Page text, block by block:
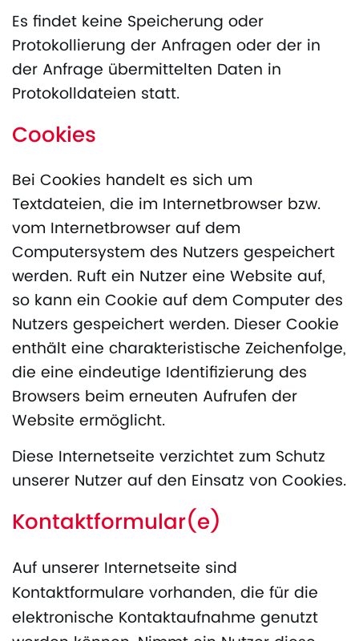
Es findet keine Speicherung oder
Protokollierung der Anfragen oder der in
der Anfrage übermittelten Daten in
Protokolldateien statt.
Cookies
Bei Cookies handelt es sich um
Textdateien, die im Internetbrowser bzw.
vom Internetbrowser auf dem
Computersystem des Nutzers gespeichert
werden. Ruft ein Nutzer eine Website auf,
so kann ein Cookie auf dem Computer des
Nutzers gespeichert werden. Dieser Cookie
enthält eine charakteristische Zeichenfolge,
die eine eindeutige Identifizierung des
Browsers beim erneuten Aufrufen der
Website ermöglicht.
Diese Internetseite verzichtet zum Schutz
unserer Nutzer auf den Einsatz von Cookies.
Kontaktformular(e)
Auf unserer Internetseite sind
Kontaktformulare vorhanden, die für die
elektronische Kontaktaufnahme genutzt